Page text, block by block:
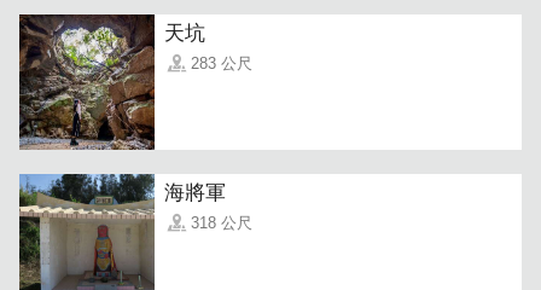
天坑
283 公尺
海將軍
318 公尺